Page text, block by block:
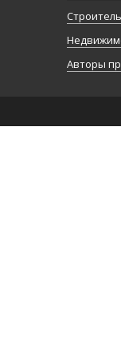
Авторы